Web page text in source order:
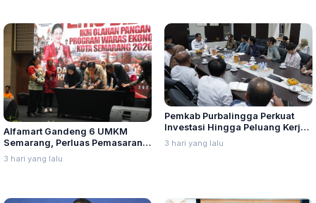
Alfamart Gandeng 6 UMKM
Semarang, Perluas Pemasaran
Produk Lokal
3 hari yang lalu
Pemkab Purbalingga Perkuat
Investasi Hingga Peluang Kerja
di Jepang
3 hari yang lalu